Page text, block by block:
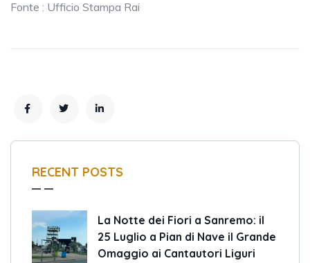
Fonte : Ufficio Stampa Rai
RECENT POSTS
La Notte dei Fiori a Sanremo: il
25 Luglio a Pian di Nave il Grande
Omaggio ai Cantautori Liguri